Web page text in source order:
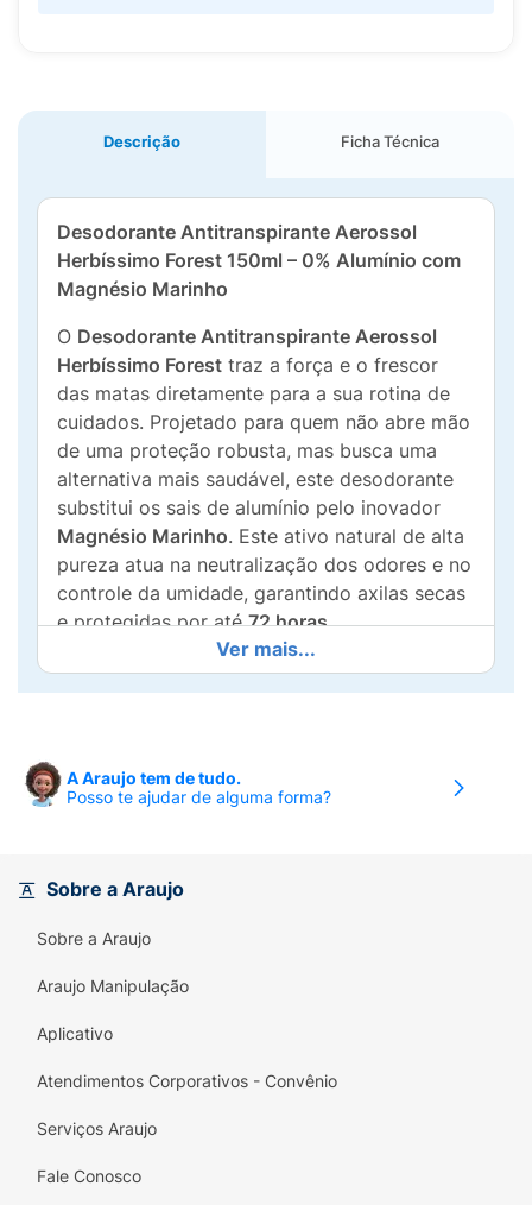
Descrição Ficha Técnica
Desodorante Antitranspirante Aerossol
Herbíssimo Forest 150ml – 0% Alumínio com
Magnésio Marinho
O Desodorante Antitranspirante Aerossol
Herbíssimo Forest traz a força e o frescor
das matas diretamente para a sua rotina de
cuidados. Projetado para quem não abre mão
de uma proteção robusta, mas busca uma
alternativa mais saudável, este desodorante
substitui os sais de alumínio pelo inovador
Magnésio Marinho. Este ativo natural de alta
pureza atua na neutralização dos odores e no
controle da umidade, garantindo axilas secas
e protegidas por até72 horas.
A fragrânciaForesté marcante e revigorante,
proporcionando uma sensação de limpeza
livre de silicones, petrolatos e parabenos, o
que reduz o risco de irritações e entupimento
desodorização eficaz que cuida da saúde da
pele e respeita o meio ambiente.
avançada sem o uso de sais de alumínio.
Poder do Magnésio Marinho:
que absorve o suor e elimina o mau odor.
Hidratação e Proteção 72h:
Ver mais...
A Araujo tem de tudo.
Posso te ajudar de alguma forma?
Sobre a Araujo
Sobre a Araujo
Araujo Manipulação
Aplicativo
Atendimentos Corporativos - Convênio
Serviços Araujo
Fale Conosco